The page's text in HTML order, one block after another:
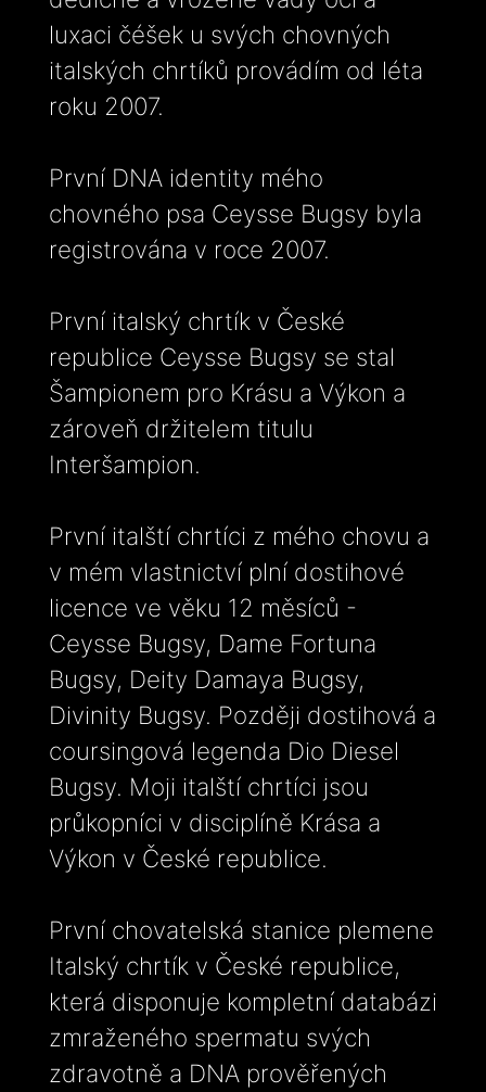
luxaci čéšek u svých chovných
italských chrtíků provádím od léta
roku 2007.
První DNA identity mého
chovného psa Ceysse Bugsy byla
registrována v roce 2007.
První italský chrtík v České
republice Ceysse Bugsy se stal
Šampionem pro Krásu a Výkon a
zároveň držitelem titulu
Interšampion.
První italští chrtíci z mého chovu a
v mém vlastnictví plní dostihové
licence ve věku 12 měsíců -
Ceysse Bugsy, Dame Fortuna
Bugsy, Deity Damaya Bugsy,
Divinity Bugsy. Později dostihová a
coursingová legenda Dio Diesel
Bugsy. Moji italští chrtíci jsou
průkopníci v disciplíně Krása a
Výkon v České republice.
První chovatelská stanice plemene
Italský chrtík v České republice,
která disponuje kompletní databázi
zmraženého spermatu svých
zdravotně a DNA prověřených